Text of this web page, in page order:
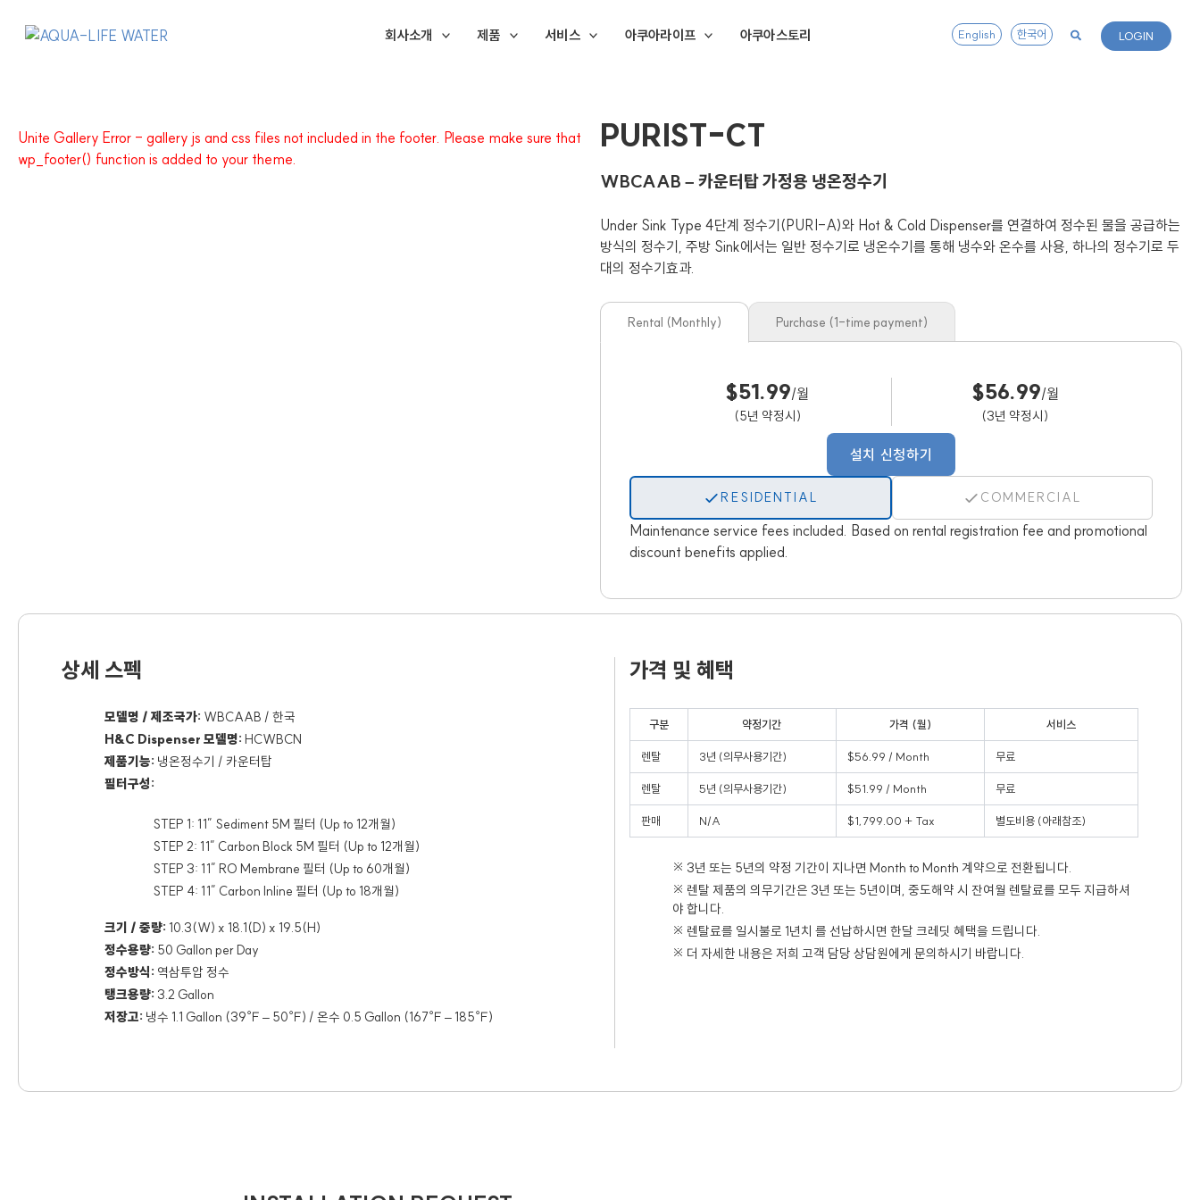
회사소개 제품 서비스 아쿠아라이프 아쿠아스토리 English 한국어 LOGIN
Unite Gallery Error - gallery js and css files not included in the footer. Please make sure that
wp_footer() function is added to your theme.
PURIST-CT
WBCAAB – 카운터탑 가정용 냉온정수기
Under Sink Type 4단계 정수기(PURI-A)와 Hot & Cold Dispenser를 연결하여 정수된 물을 공급하는
방식의 정수기, 주방 Sink에서는 일반 정수기로 냉온수기를 통해 냉수와 온수를 사용, 하나의 정수기로 두
대의 정수기효과.
Rental (Monthly) Purchase (1-time payment)
$51.99/월
(5년 약정시)
$56.99/월
(3년 약정시)
설치 신청하기
RESIDENTIAL COMMERCIAL
Maintenance service fees included. Based on rental registration fee and promotional
discount benefits applied.
상세 스펙
모델명 / 제조국가: WBCAAB / 한국
H&C Dispenser 모델명: HCWBCN
제품기능: 냉온정수기 / 카운터탑
필터구성:
STEP 1: 11” Sediment 5M 필터 (Up to 12개월)
STEP 2: 11” Carbon Block 5M 필터 (Up to 12개월)
STEP 3: 11” RO Membrane 필터 (Up to 60개월)
STEP 4: 11” Carbon Inline 필터 (Up to 18개월)
크기 / 중량: 10.3(W) x 18.1(D) x 19.5(H)
정수용량: 50 Gallon per Day
정수방식: 역삼투압 정수
탱크용량: 3.2 Gallon
저장고: 냉수 1.1 Gallon (39℉ – 50℉) / 온수 0.5 Gallon (167℉ – 185℉)
가격 및 혜택
구분 약정기간 가격 (월) 서비스
렌탈 3년 (의무사용기간) $56.99 / Month 무료
렌탈 5년 (의무사용기간) $51.99 / Month 무료
판매 N/A $1,799.00 + Tax 별도비용 (아래참조)
※ 3년 또는 5년의 약정 기간이 지나면 Month to Month 계약으로 전환됩니다.
※ 렌탈 제품의 의무기간은 3년 또는 5년이며, 중도해약 시 잔여월 렌탈료를 모두 지급하셔
야 합니다.
※ 렌탈료를 일시불로 1년치 를 선납하시면 한달 크레딧 혜택을 드립니다.
※ 더 자세한 내용은 저희 고객 담당 상담원에게 문의하시기 바랍니다.